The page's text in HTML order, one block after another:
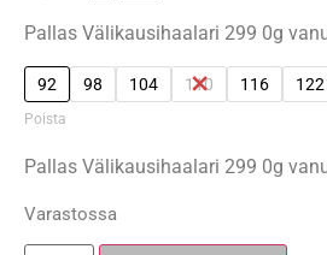
Pallas Välikausihaalari 299 0g
92 98 104 110 116 122
Poista
Pallas Välikausihaalari 299 0g
Varastossa